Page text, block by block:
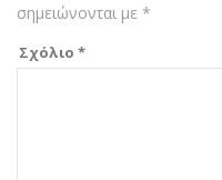
σημειώνονται με *
Σχόλιο *